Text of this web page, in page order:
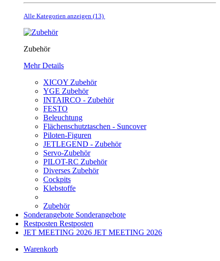
Alle Kategorien anzeigen (13)
Zubehör
Mehr Details
XICOY Zubehör
YGE Zubehör
INTAIRCO - Zubehör
FESTO
Beleuchtung
Flächenschutztaschen - Suncover
Piloten-Figuren
JETLEGEND - Zubehör
Servo-Zubehör
PILOT-RC Zubehör
Diverses Zubehör
Cockpits
Klebstoffe
Zubehör
Sonderangebote Sonderangebote
Restposten Restposten
JET MEETING 2026 JET MEETING 2026
Warenkorb